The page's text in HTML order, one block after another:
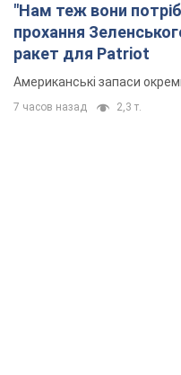
"Нам теж вони
прохання
ракет для Patriot
Американські запаси
7 часов назад 2,3 т.